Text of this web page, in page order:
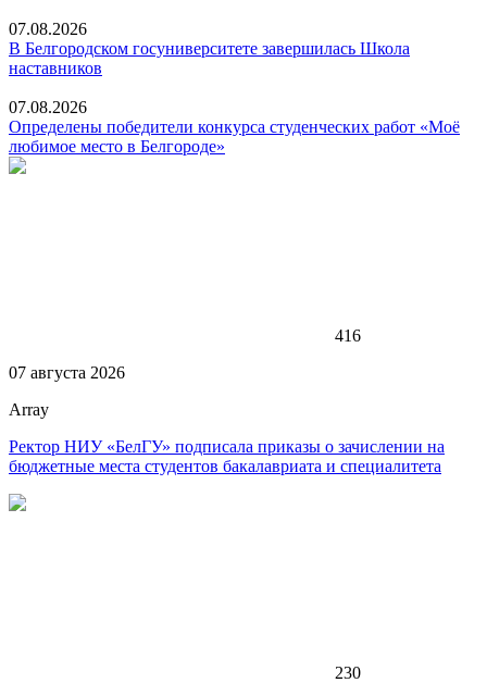
07.08.2026
В Белгородском госуниверситете завершилась Школа
наставников
07.08.2026
Определены победители конкурса студенческих работ «Моё
любимое место в Белгороде»
416
07 августа 2026
Array
Ректор НИУ «БелГУ» подписала приказы о зачислении на
бюджетные места студентов бакалавриата и специалитета
230